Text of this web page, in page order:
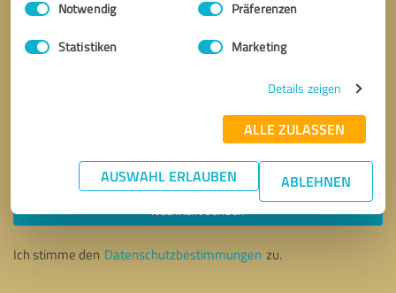
Notwendig Präferenzen
Statistiken Marketing
Details zeigen
ALLE ZULASSEN
AUSWAHL ERLAUBEN ABLEHNEN
Bitte um Rückruf * Erforderliche Angaben
Ich stimme den Datenschutzbestimmungen zu.